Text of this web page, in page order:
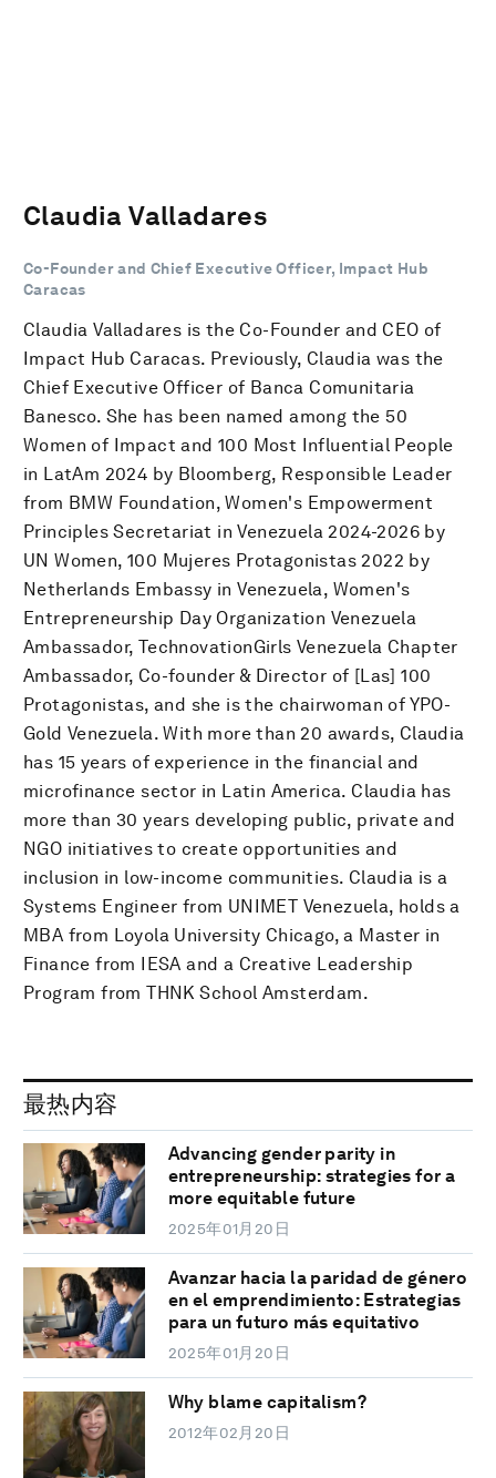
Claudia Valladares
Co-Founder and Chief Executive Officer, Impact Hub
Caracas
Claudia Valladares is the Co-Founder and CEO of
Impact Hub Caracas. Previously, Claudia was the
Chief Executive Officer of Banca Comunitaria
Banesco. She has been named among the 50
Women of Impact and 100 Most Influential People
in LatAm 2024 by Bloomberg, Responsible Leader
from BMW Foundation, Women's Empowerment
Principles Secretariat in Venezuela 2024-2026 by
UN Women, 100 Mujeres Protagonistas 2022 by
Netherlands Embassy in Venezuela, Women's
Entrepreneurship Day Organization Venezuela
Ambassador, TechnovationGirls Venezuela Chapter
Ambassador, Co-founder & Director of [Las] 100
Protagonistas, and she is the chairwoman of YPO-
Gold Venezuela. With more than 20 awards, Claudia
has 15 years of experience in the financial and
microfinance sector in Latin America. Claudia has
more than 30 years developing public, private and
NGO initiatives to create opportunities and
inclusion in low-income communities. Claudia is a
Systems Engineer from UNIMET Venezuela, holds a
MBA from Loyola University Chicago, a Master in
Finance from IESA and a Creative Leadership
Program from THNK School Amsterdam.
最热内容
Advancing gender parity in
entrepreneurship: strategies for a
more equitable future
2025年01月20日
Avanzar hacia la paridad de género
en el emprendimiento: Estrategias
para un futuro más equitativo
2025年01月20日
Why blame capitalism?
2012年02月20日